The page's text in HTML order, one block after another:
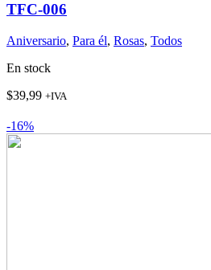
TFC-006
Aniversario, Para él, Rosas, Todos
En stock
$39,99 +IVA
-16%